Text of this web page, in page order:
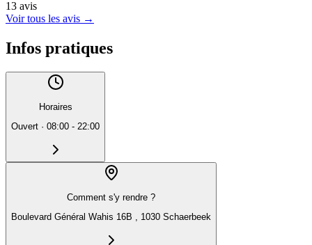
13 avis
Voir tous les avis →
Infos pratiques
Horaires
Ouvert · 08:00 - 22:00
Comment s'y rendre ?
Boulevard Général Wahis 16B , 1030 Schaerbeek